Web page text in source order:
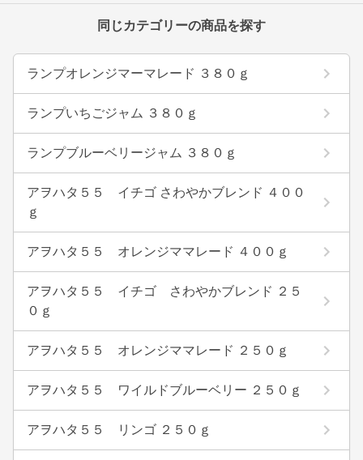
同じカテゴリーの商品を探す
ランプオレンジマーマレード ３８０ｇ
ランプいちごジャム ３８０ｇ
ランプブルーベリージャム ３８０ｇ
アヲハタ５５ イチゴ さわやかブレンド ４００
ｇ
アヲハタ５５ オレンジママレード ４００ｇ
アヲハタ５５ イチゴ さわやかブレンド ２５
０ｇ
アヲハタ５５ オレンジママレード ２５０ｇ
アヲハタ５５ ワイルドブルーベリー ２５０ｇ
アヲハタ５５ リンゴ ２５０ｇ